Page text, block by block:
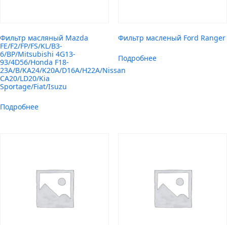
Фильтр масляный Mazda
FE/F2/FP/FS/KL/B3-
6/BP/Mitsubishi 4G13-
93/4D56/Honda F18-
23A/B/KA24/K20A/D16A/H22A/Nissan
CA20/LD20/Kia
Sportage/Fiat/Isuzu
Подробнее
Фильтр масленый Ford Ranger
Подробнее